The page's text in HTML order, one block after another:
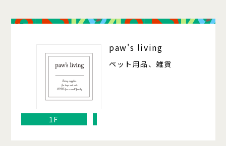
102
paw's living
ペット用品、雑貨
1F